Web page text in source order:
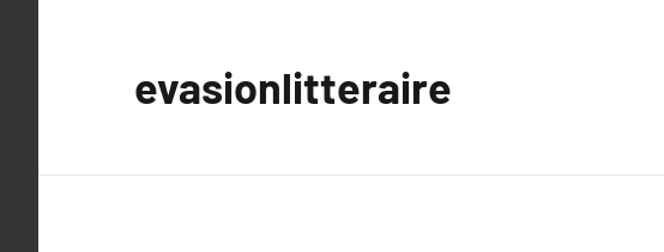
evasionlitteraire